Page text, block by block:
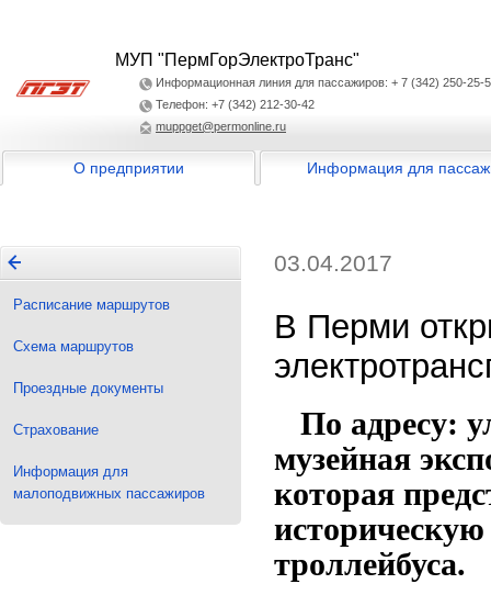
МУП "ПермГорЭлектроТранс"
Информационная линия для пассажиров: + 7 (342) 250-25-
Телефон: +7 (342) 212-30-42
muppget@permonline.ru
О предприятии Информация для
Расписание маршрутов
Схема маршрутов
Проездные документы
Страхование
Информация для
малоподвижных пассажиров
03.04.2017
В Перми
По адресу:
музейная
которая
троллейбуса.